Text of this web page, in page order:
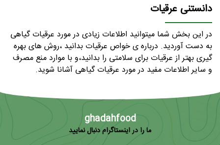
دانستنی عرقیات
در این بخش شما میتوانید اطلاعات زیادی در مورد عرقیات گیاهی
به دست آوردید. درباره ی خواص عرقیات بدانید ،روش های بهره
گیری بهتر از عرقیات برای سلامتی را بدانید،و با موارد منع مصرف
و سایر اطلاعات مفید در مورد عرقیات گیاهی آشانا شوید.
ghadahfood
ما را در اینستاگرام دنبال نمایید